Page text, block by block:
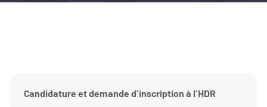
Candidature et demande d'inscription à l'HDR